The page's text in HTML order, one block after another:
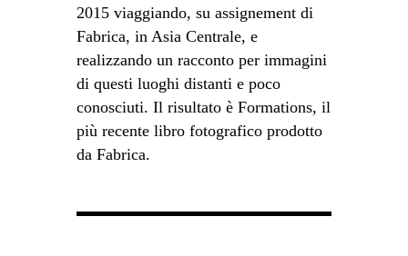
2015 viaggiando, su assignement di
Fabrica, in Asia Centrale, e
realizzando un racconto per immagini
di questi luoghi distanti e poco
conosciuti. Il risultato è Formations, il
più recente libro fotografico prodotto
da Fabrica.